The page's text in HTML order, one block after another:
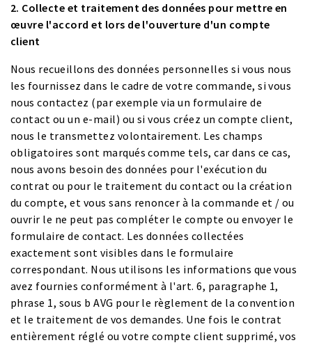
2. Collecte et traitement des données pour mettre en
œuvre l'accord et lors de l'ouverture d'un compte
client
Nous recueillons des données personnelles si vous nous
les fournissez dans le cadre de votre commande, si vous
nous contactez (par exemple via un formulaire de
contact ou un e-mail) ou si vous créez un compte client,
nous le transmettez volontairement. Les champs
obligatoires sont marqués comme tels, car dans ce cas,
nous avons besoin des données pour l'exécution du
contrat ou pour le traitement du contact ou la création
du compte, et vous sans renoncer à la commande et / ou
ouvrir le ne peut pas compléter le compte ou envoyer le
formulaire de contact. Les données collectées
exactement sont visibles dans le formulaire
correspondant. Nous utilisons les informations que vous
avez fournies conformément à l'art. 6, paragraphe 1,
phrase 1, sous b AVG pour le règlement de la convention
et le traitement de vos demandes. Une fois le contrat
entièrement réglé ou votre compte client supprimé, vos